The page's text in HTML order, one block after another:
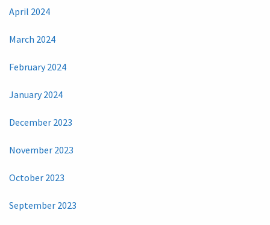
April 2024
March 2024
February 2024
January 2024
December 2023
November 2023
October 2023
September 2023